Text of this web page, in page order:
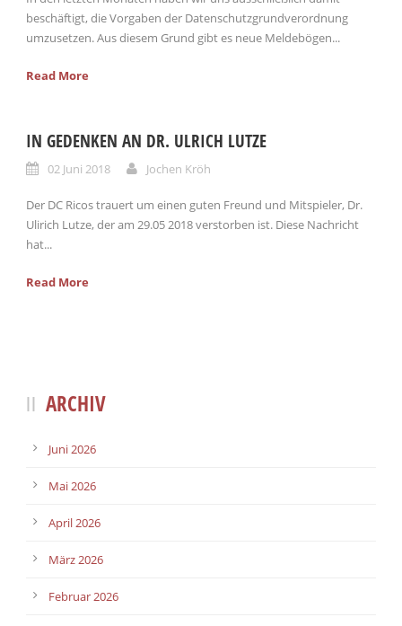
beschäftigt, die Vorgaben der Datenschutzgrundverordnung
umzusetzen. Aus diesem Grund gibt es neue Meldebögen...
Read More
IN GEDENKEN AN DR. ULRICH LUTZE
02 Juni 2018 Jochen Kröh
Der DC Ricos trauert um einen guten Freund und Mitspieler, Dr.
Ulirich Lutze, der am 29.05 2018 verstorben ist. Diese Nachricht
hat...
Read More
ARCHIV
Juni 2026
Mai 2026
April 2026
März 2026
Februar 2026